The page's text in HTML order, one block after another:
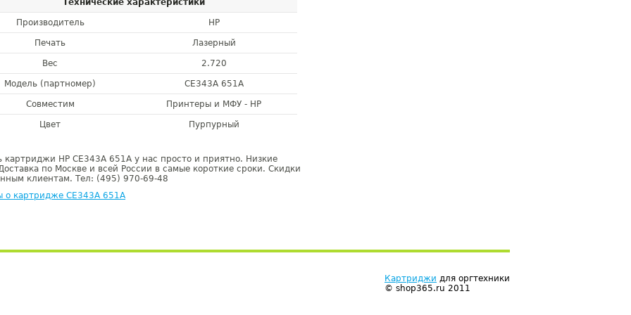
Технические характеристики
Производитель HP
Печать Лазерный
Вес 2.720
Модель (партномер) CE343A 651A
Совместим Принтеры и МФУ - HP
Цвет Пурпурный
картриджи HP CE343A 651A у нас просто и приятно. Низкие
по Москве и всей России в самые короткие сроки. Скидки
клиентам. Тел: (495) 970-69-48
о картридже CE343A 651A
Картриджи для оргтехники
© shop365.ru 2011